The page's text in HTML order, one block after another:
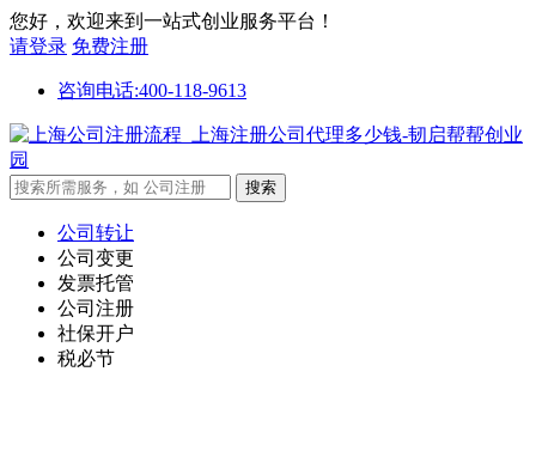
您好，欢迎来到一站式创业服务平台！
请登录 免费注册
咨询电话:400-118-9613
公司转让
公司变更
发票托管
公司注册
社保开户
税必节